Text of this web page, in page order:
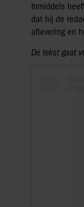
Inmiddels
dat hij de
aflevering en
De tekst gaat